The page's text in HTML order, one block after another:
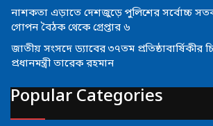
নাশকতা এড়াতে দেশজুড়ে পুলিশের সর্বোচ্চ
গোপন বৈঠক থেকে গ্রেপ্তার ৬
জাতীয় সংসদে ড্যাবের ৩৭তম প্রতিষ্ঠাবার্ষিকীর
প্রধানমন্ত্রী তারেক রহমান
Popular Categories